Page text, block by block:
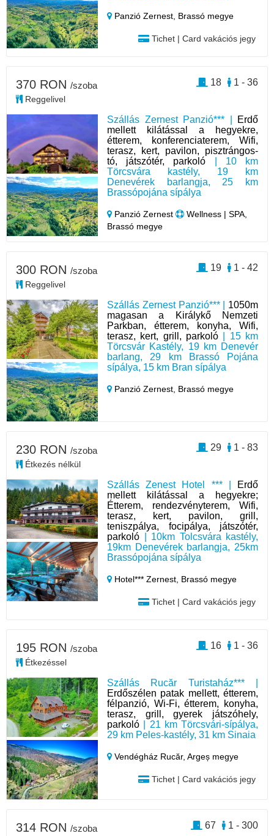
Panzió Zernest, Brassó megye
Tichet | Card vakációs jegy
Szállás Zernest Panzió*** |
Erdő
mellett kilátással a hegyekre,
étterem, konferenciaterem, Wifi,
terasz, kert, pavilon, pisztrángos-
tó, játszótér, parkoló | 10 km
Törcsvára kastély, 19 km
Denevérek barlangja, 25 km
Brassópojána sípálya
Panzió Zernest
Wellness | SPA,
Brassó megye
370 RON /szoba
Reggelivel
1 - 36
18
Szállás Zernest Panzió*** | 1050m
magasan a Királykő Nemzeti
Parkban, étterem, konyha, Wifi,
terasz, kert, grill, parkoló | 15 km
Törcsvár Kastély, 19 km Denevér
barlang, 29 km Brassó Pojána
sípálya, 15 km Bran sípálya
Panzió Zernest, Brassó megye
300 RON /szoba
Reggelivel
1 - 42
19
Szállás Zenest Hotel *** |
Erdő
mellett kilátással a hegyekre;
Étterem, rendezvényterem, Wifi,
terasz, kert, pavilon, grill,
teniszpálya, focipálya, játszótér,
parkoló | 10km Tolcsvára kastély,
19km Denevérek barlangja, 25km
Brassópojána sípálya
Hotel*** Zernest, Brassó megye
Tichet | Card vakációs jegy
230 RON /szoba
Étkezés nélkül
1 - 83
29
Szállás Rucăr Turistaház*** |
Erdőszélen patak mellett, étterem,
félpanzió, Wi-Fi, étterem, konyha,
terasz, grill, gyerek játszóhely,
parkoló | 21 km Törcsvári-sípálya,
29 km Peles-kastély, 31 km Sinaia
Vendégház Rucăr,Argeș megye
Tichet | Card vakációs jegy
195 RON /szoba
Étkezéssel
1 - 36
16
314 RON /szoba 1 - 300
67